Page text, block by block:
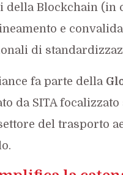
Blockchain (in
e
di
fa parte della
da SITA
del trasporto